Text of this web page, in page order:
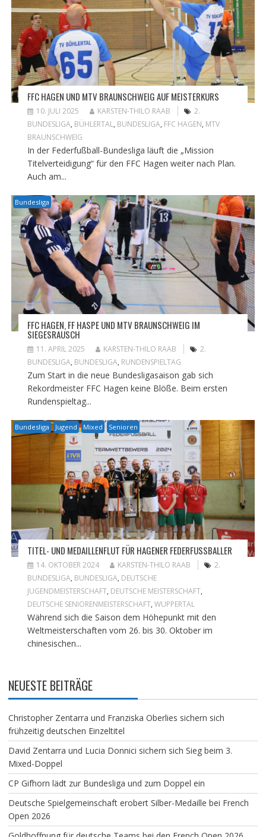
FFC HAGEN UND MTV BRAUNSCHWEIG AUF MEISTERKURS
10. JULI 2025 KARSTEN-THILO RAAB
2.
BUNDESLIGA, BÜHLERTAL, BUNDESLIGA, FFC HAGEN, MTV
BRAUNSCHWEIG
In der Federfußball-Bundesliga läuft die „Mission
Titelverteidigung“ für den FFC Hagen weiter nach Plan.
Auch am...
Bundesliga
FFC HAGEN, FF HASPE UND MTV BRAUNSCHWEIG IM
SIEGESRAUSCH
11. APRIL 2025 KARSTEN-THILO RAAB
2.
BUNDESLIGA, BUNDESLIGA, RUNDENSPIELTAG
Zum Start in die neue Bundesligasaison gab sich
Rekordmeister FFC Hagen keine Blöße. Beim ersten
Rundenspieltag...
Bundesliga Jugend Mixed Senioren
TITEL- UND MEDAILLENFLUT FÜR HAGENER FEDERFUSSBALLER
14. OKTOBER 2024 KARSTEN-THILO RAAB
2.
BUNDESLIGA, BUNDESLIGA, DEUTSCHE
JUGENDMEISTERSCHAFT, DEUTSCHE MEISTERSCHAFT,
DEUTSCHE SENIORENMEISTERSCHAFT, WUPPERTAL
Während sich die Saison dem Höhepunkt mit den
Weltmeisterschaften vom 26. bis 30. Oktober im
chinesischen...
NEUESTE BEITRÄGE
Christopher Zentarra und Franziska Oberlies sichern sich
frühzeitig deutschen Einzeltitel
David Zentarra und Lucia Donnici sichern sich Sieg beim 3.
Mixed-Doppel
CP Gifhorn lädt zur Bundesliga und zum Doppel ein
Deutsche Spielgemeinschaft erobert Silber-Medaille bei French
Open 2026